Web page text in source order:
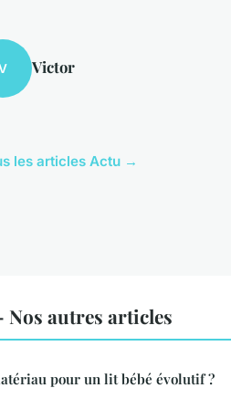
Victor
les articles Actu →
Nos autres articles
pour un lit bébé évolutif ?